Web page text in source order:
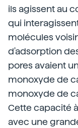
ils agissent au
qui
molécules
d'adsorption
pores avaient
monoxyde de
monoxyde de
Cette capacité
avec une